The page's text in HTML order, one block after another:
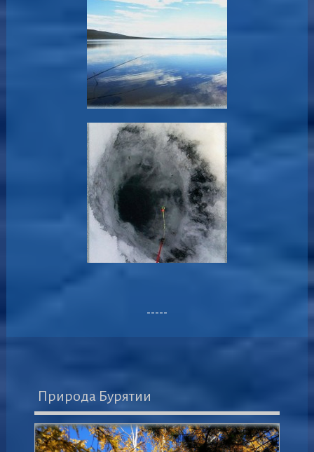
-----
Природа Бурятии